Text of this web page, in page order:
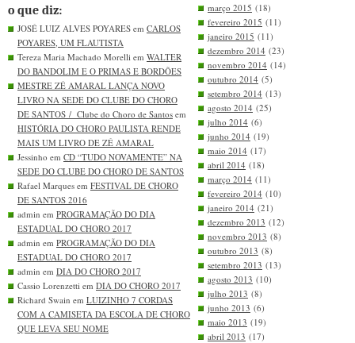
o que diz:
JOSÉ LUIZ ALVES POYARES em CARLOS
POYARES, UM FLAUTISTA
Tereza Maria Machado Morelli em WALTER
DO BANDOLIM E O PRIMAS E BORDÕES
MESTRE ZÉ AMARAL LANÇA NOVO
LIVRO NA SEDE DO CLUBE DO CHORO
DE SANTOS / Clube do Choro de Santos em
HISTÓRIA DO CHORO PAULISTA RENDE
MAIS UM LIVRO DE ZÉ AMARAL
Jessinho em CD “TUDO NOVAMENTE” NA
SEDE DO CLUBE DO CHORO DE SANTOS
Rafael Marques em FESTIVAL DE CHORO
DE SANTOS 2016
admin em PROGRAMAÇÃO DO DIA
ESTADUAL DO CHORO 2017
admin em PROGRAMAÇÃO DO DIA
ESTADUAL DO CHORO 2017
admin em DIA DO CHORO 2017
Cassio Lorenzetti em DIA DO CHORO 2017
Richard Swain em LUIZINHO 7 CORDAS
COM A CAMISETA DA ESCOLA DE CHORO
QUE LEVA SEU NOME
março 2015 (18)
fevereiro 2015 (11)
janeiro 2015 (11)
dezembro 2014 (23)
novembro 2014 (14)
outubro 2014 (5)
setembro 2014 (13)
agosto 2014 (25)
julho 2014 (6)
junho 2014 (19)
maio 2014 (17)
abril 2014 (18)
março 2014 (11)
fevereiro 2014 (10)
janeiro 2014 (21)
dezembro 2013 (12)
novembro 2013 (8)
outubro 2013 (8)
setembro 2013 (13)
agosto 2013 (10)
julho 2013 (8)
junho 2013 (6)
maio 2013 (19)
abril 2013 (17)